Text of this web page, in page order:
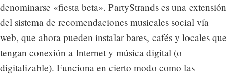
denominarse «fiesta beta». PartyStrands es una extensión
del sistema de recomendaciones musicales social vía
web, que ahora pueden instalar bares, cafés y locales que
tengan conexión a Internet y música digital (o
digitalizable). Funciona en cierto modo como las